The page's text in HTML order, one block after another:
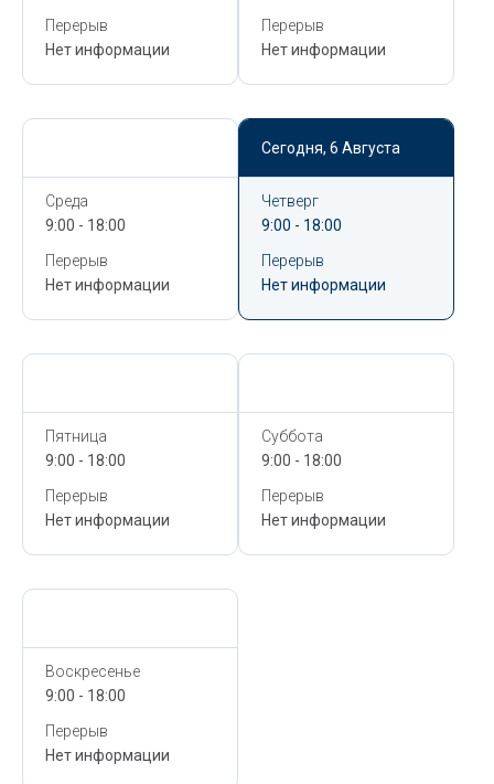
Перерыв
Нет информации
Перерыв
Нет информации
Среда
9:00 - 18:00
Перерыв
Нет информации
Сегодня, 6 Августа
Четверг
9:00 - 18:00
Перерыв
Нет информации
Пятница
9:00 - 18:00
Перерыв
Нет информации
Суббота
9:00 - 18:00
Перерыв
Нет информации
Воскресенье
9:00 - 18:00
Перерыв
Нет информации